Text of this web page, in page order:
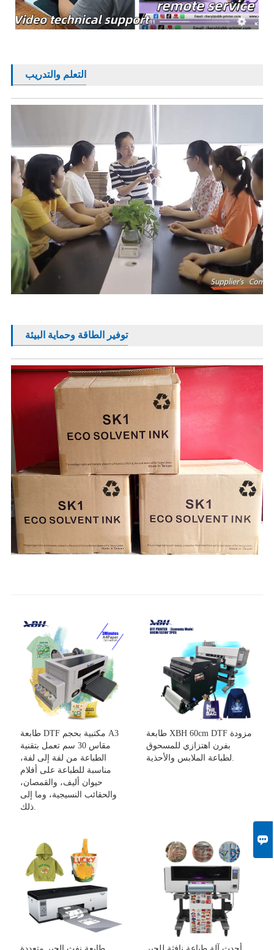

التعلم والتدريب
توفير الطاقة وحماية البيئة
طابعة DTF مكتبية بحجم A3
مقاس 30 سم تعمل بتقنية
الطباعة من لفة إلى لفة،
مناسبة للطباعة على أفلام
حيوان أليف، والقمصان،
والحقائب النسيجية، وما إلى
ذلك.
طابعة XBH 60cm DTF مزودة
بفرن اهتزازي للمسحوق
لطباعة الملابس والأحذية.